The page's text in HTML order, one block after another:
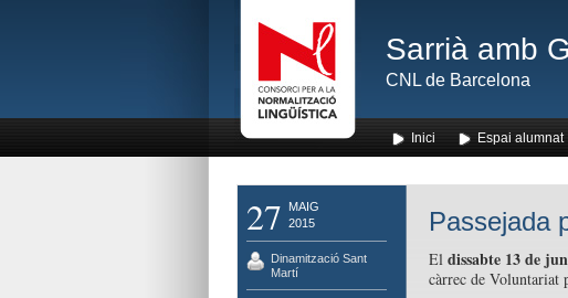
Sarrià amb
CNL de Barcelona
Inici Espai alumnat
27
MAIG
2015
Dinamització Sant
Martí
Passejada
El dissabte 13 de
càrrec de Voluntariat